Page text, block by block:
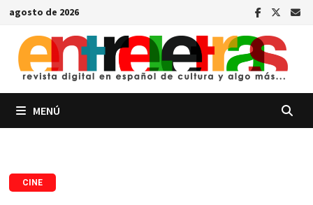
Saltar
contenido
agosto de 2026
MENÚ
CINE